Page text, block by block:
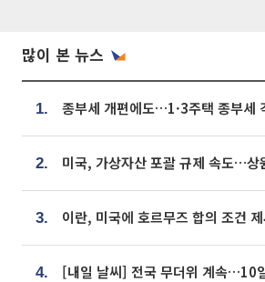
많이 본 뉴스
1.
2.
3.
4.